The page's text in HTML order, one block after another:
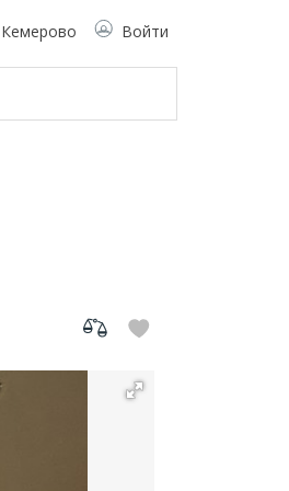
Кемерово Войти